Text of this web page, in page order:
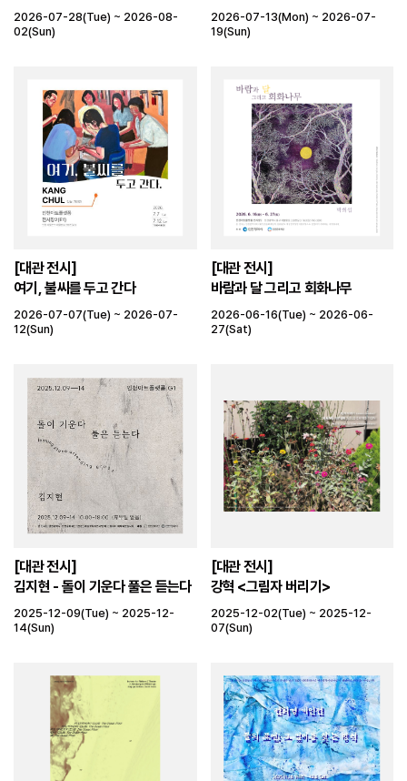
2026-07-28(Tue) ~ 2026-08-
02(Sun)
2026-07-13(Mon) ~ 2026-07-
19(Sun)
[대관 전시]
여기, 불씨를 두고 간다
2026-07-07(Tue) ~ 2026-07-
12(Sun)
[대관 전시]
바람과 달 그리고 회화나무
2026-06-16(Tue) ~ 2026-06-
27(Sat)
[대관 전시]
김지현 - 돌이 기운다 풀은 듣는다
2025-12-09(Tue) ~ 2025-12-
14(Sun)
[대관 전시]
강혁 <그림자 버리기>
2025-12-02(Tue) ~ 2025-12-
07(Sun)